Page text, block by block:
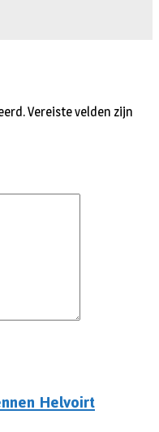
Helvoirt
Vereiste velden zijn